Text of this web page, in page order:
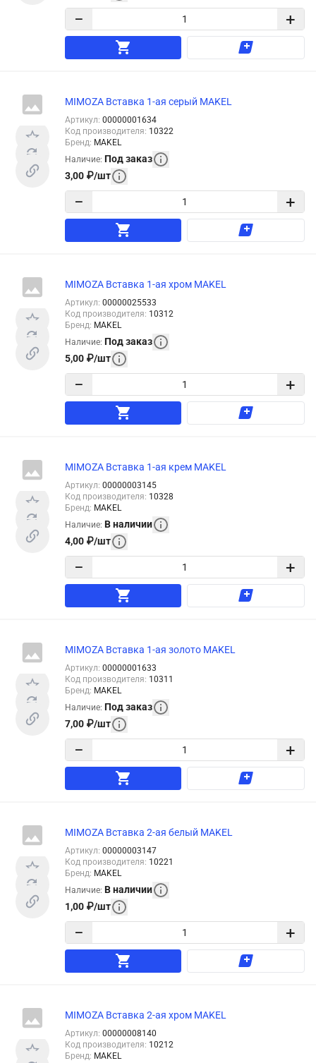
− +
MIMOZA Вставка 1-ая серый MAKEL
Артикул: 00000001634
Код производителя: 10322
Бренд: MAKEL
Наличие: Под заказ
3,00 ₽/шт
− +
MIMOZA Вставка 1-ая хром MAKEL
Артикул: 00000025533
Код производителя: 10312
Бренд: MAKEL
Наличие: Под заказ
5,00 ₽/шт
− +
MIMOZA Вставка 1-ая крем MAKEL
Артикул: 00000003145
Код производителя: 10328
Бренд: MAKEL
Наличие: В наличии
4,00 ₽/шт
− +
MIMOZA Вставка 1-ая золото MAKEL
Артикул: 00000001633
Код производителя: 10311
Бренд: MAKEL
Наличие: Под заказ
7,00 ₽/шт
− +
MIMOZA Вставка 2-ая белый MAKEL
Артикул: 00000003147
Код производителя: 10221
Бренд: MAKEL
Наличие: В наличии
1,00 ₽/шт
− +
MIMOZA Вставка 2-ая хром MAKEL
Артикул: 00000008140
Код производителя: 10212
Бренд: MAKEL